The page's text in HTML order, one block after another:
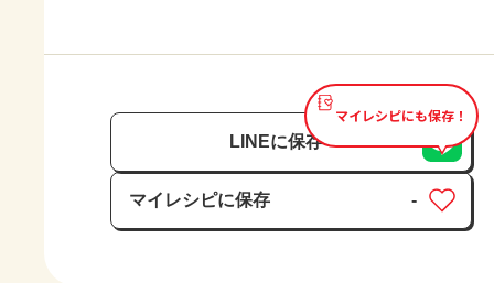
マイレシピにも保存！
LINEに保存
マイレシピに保存
保存済み
-